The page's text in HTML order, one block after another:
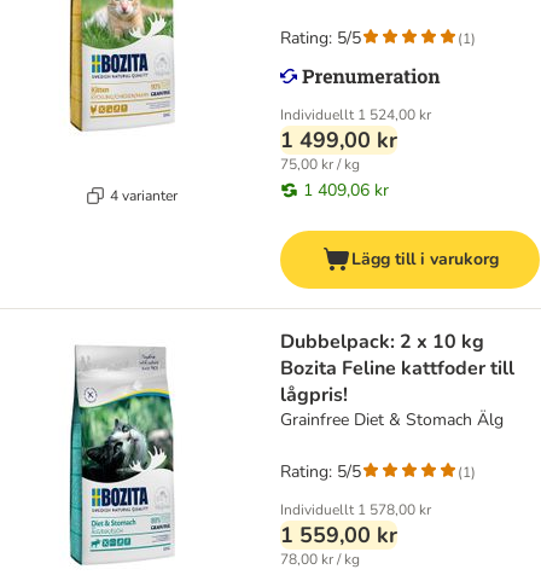
4 varianter
Individuellt 1 524,00 kr
1 499,00 kr
75,00 kr / kg
1 409,06 kr
Rating: 5/5 (1)
Lägg till i varukorg
Dubbelpack: 2 x 10 kg
Bozita Feline kattfoder till
lågpris!
Grainfree Diet & Stomach Älg
Individuellt 1 578,00 kr
1 559,00 kr
78,00 kr / kg
Rating: 5/5 (1)